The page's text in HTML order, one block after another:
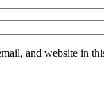
and website in